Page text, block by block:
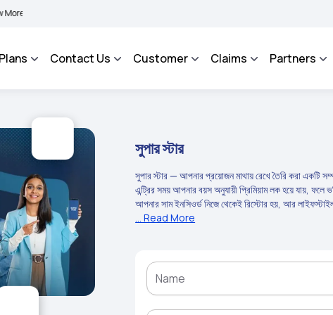
BHAROSA - An Integrated Grievance Management System to facilitate the
Contact Us Customer Claims Partners
সুপার স্টার
সুপার স্টার — আপনার প্রয়োজন মাথায় রেখে তৈরি করা একটি
এন্ট্রির সময় আপনার বয়স অনুযায়ী প্রিমিয়াম লক হয়ে যায়, ফলে
আপনার সাম ইনসিওর্ড নিজে থেকেই রিস্টোর হয়, আর
আনলিমিটেড টেলিকনসালটেশন, ডেন্টাল চেক-আপসহ আরও অনেক
সুপার স্টার হেলথ ইনসিওরেন্স পলিসি নিশ্চিত করে যে আপনি
... Read More